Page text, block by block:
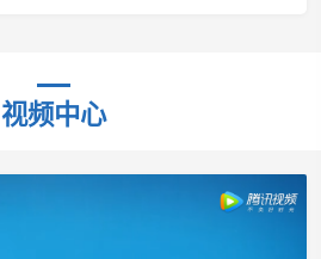
视频中心